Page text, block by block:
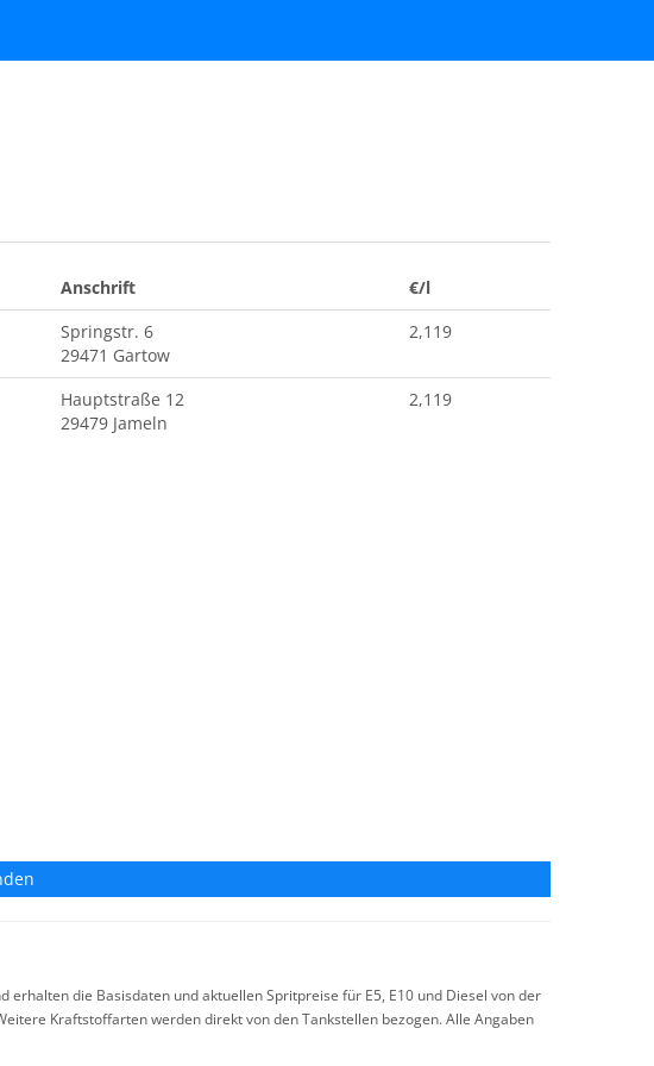
Anschrift
€/l
Springstr. 6
29471 Gartow
2,119
Hauptstraße 12
29479 Jameln
2,119
die Basisdaten und aktuellen Spritpreise für E5, E10 und Diesel von der
Kraftstoffarten werden direkt von den Tankstellen bezogen. Alle Angaben